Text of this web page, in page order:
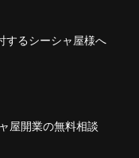
するシーシャ屋様へ
屋開業の無料相談